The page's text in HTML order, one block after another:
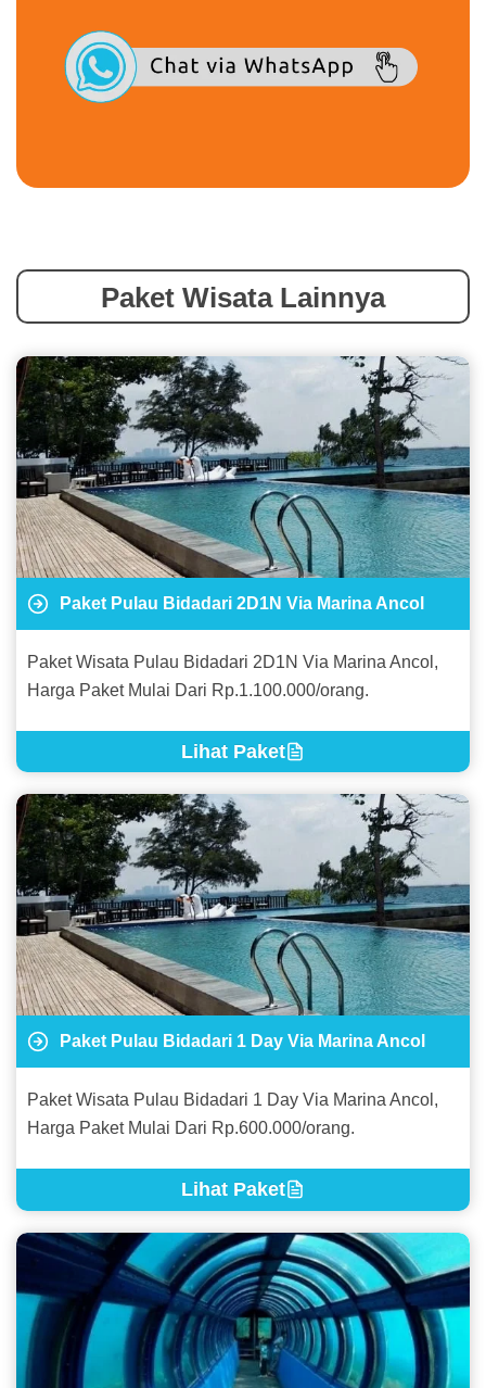
Paket Wisata Lainnya
Paket Pulau Bidadari 2D1N Via Marina Ancol
Paket Wisata Pulau Bidadari 2D1N Via Marina Ancol,
Harga Paket Mulai Dari Rp.1.100.000/orang.
Lihat Paket
Paket Pulau Bidadari 1 Day Via Marina Ancol
Paket Wisata Pulau Bidadari 1 Day Via Marina Ancol,
Harga Paket Mulai Dari Rp.600.000/orang.
Lihat Paket